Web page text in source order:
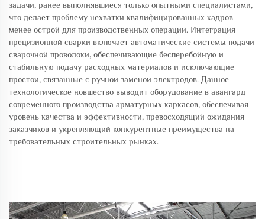
задачи, ранее выполнявшиеся только опытными специалистами,
что делает проблему нехватки квалифицированных кадров
менее острой для производственных операций. Интеграция
прецизионной сварки включает автоматические системы подачи
сварочной проволоки, обеспечивающие бесперебойную и
стабильную подачу расходных материалов и исключающие
простои, связанные с ручной заменой электродов. Данное
технологическое новшество выводит оборудование в авангард
современного производства арматурных каркасов, обеспечивая
уровень качества и эффективности, превосходящий ожидания
заказчиков и укрепляющий конкурентные преимущества на
требовательных строительных рынках.